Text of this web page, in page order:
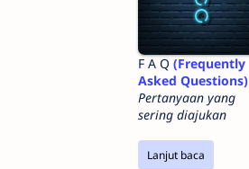
F A Q (Frequently
Asked Questions)
Pertanyaan yang
sering diajukan
Lanjut baca